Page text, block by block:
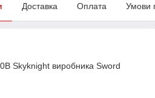
Доставка Оплата Умови
Skyknight виробника Sword